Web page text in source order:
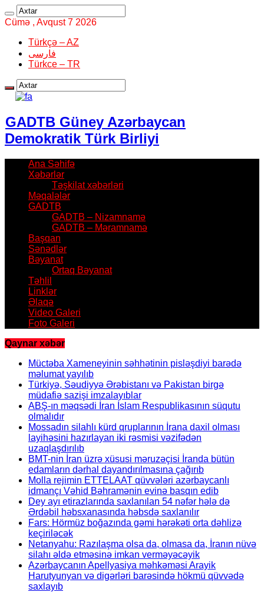
Cümə , Avqust 7 2026
Türkçə – AZ
فارسی
Türkce – TR
GADTB Güney Azərbaycan
Demokratik Türk Birliyi
Ana Səhifə
Xəbərlər
Təşkilat xəbərləri
Məqalələr
GADTB
GADTB – Nizamnamə
GADTB – Məramnamə
Başqan
Sənədlər
Bəyanat
Ortaq Bəyanat
Təhlil
Linklər
Əlaqə
Video Galeri
Foto Galeri
Qaynar xəbər
Müctəba Xameneyinin səhhətinin pisləşdiyi barədə
məlumat yayılıb
Türkiyə, Səudiyyə Ərəbistanı və Pakistan birgə
müdafiə sazişi imzalayıblar
ABŞ-ın məqsədi İran İslam Respublikasının süqutu
olmalıdır
Mossadın silahlı kürd qruplarının İrana daxil olması
layihəsini hazırlayan iki rəsmisi vəzifədən
uzaqlaşdırılıb
BMT-nin İran üzrə xüsusi məruzəçisi İranda bütün
edamların dərhal dayandırılmasına çağırıb
Molla rejimin ETTELAAT qüvvələri azərbaycanlı
idmançı Vəhid Bəhramənin evinə basqın edib
Dey ayı etirazlarında saxlanılan 54 nəfər hələ də
Ərdəbil həbsxanasında həbsdə saxlanılır
Fars: Hörmüz boğazında gəmi hərəkəti orta dəhlizə
keçiriləcək
Netanyahu: Razılaşma olsa da, olmasa da, İranın nüvə
silahı əldə etməsinə imkan verməyəcəyik
Azərbaycanın Apellyasiya məhkəməsi Arayik
Harutyunyan və digərləri barəsində hökmü qüvvədə
saxlayıb